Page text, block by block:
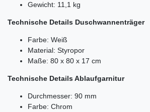
Gewicht: 11,1 kg
Technische Details Duschwannenträger
Farbe: Weiß
Material: Styropor
Maße: 80 x 80 x 17 cm
Technische Details Ablaufgarnitur
Durchmesser: 90 mm
Farbe: Chrom